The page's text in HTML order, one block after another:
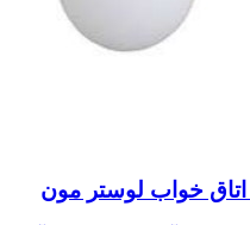
خواب لوستر مون